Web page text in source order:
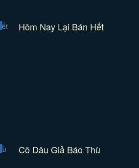
Hôm Nay Lại Bán Hết
Cô Dâu Giả Báo Thù